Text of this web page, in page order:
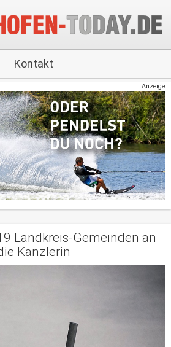
Kontakt
Anzeige
Landkreis-Gemeinden an
Kanzlerin